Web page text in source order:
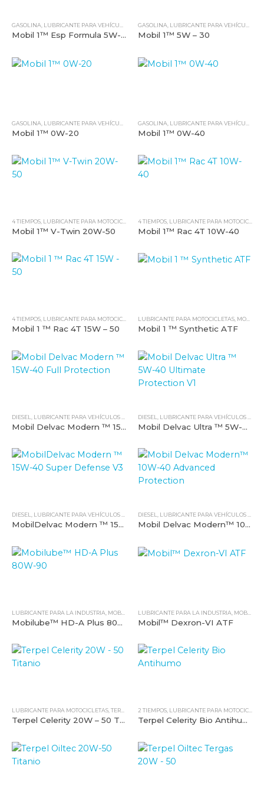
GASOLINA, LUBRICANTE PARA VEHÍCULOS LIVIANOS ,MOBIL ,TODOS NUESTROS
Mobil 1™ Esp Formula 5W-30
GASOLINA, LUBRICANTE PARA VEHÍCULOS LIVIANOS
Mobil 1™ 5W – 30
GASOLINA LUBRICANTE PARA VEHÍCULOS LIVIANOS ,MOBIL,TODOS NUESTROS
Mobil 1™ 0W-20
GASOLINA LUBRICANTE PARA VEHÍCULOS LIVIANOS
Mobil 1™ 0W-40
4 TIEMPOS LUBRICANTE PARA MOTOCICLETAS ,MOBIL,TODOS NUESTROS PRODUCTOS
Mobil 1™ V-Twin 20W-50
4 TIEMPOS LUBRICANTE PARA MOTOCICLETAS
Mobil 1™ Rac 4T 10W-40
4 TIEMPOS LUBRICANTE PARA MOTOCICLETAS MOBIL,TODOS NUESTROS PRODUCTOS
Mobil 1 ™ Rac 4T 15W – 50
LUBRICANTE PARA MOTOCICLETAS MOBIL
Mobil 1 ™ Synthetic ATF
DIESEL LUBRICANTE PARA VEHÍCULOS LIVIANOS ,MOBIL,TODOS NUESTROS PRODUCTOS
Mobil Delvac Modern ™ 15W-40 Full Protection
DIESEL LUBRICANTE PARA VEHÍCULOS LIVIANOS
Mobil Delvac Ultra ™ 5W-40 Ultimate Protection V1
DIESEL LUBRICANTE PARA VEHÍCULOS LIVIANOS ,MOBIL,TODOS NUESTROS PRODUCTOS
MobilDelvac Modern ™ 15W-40 Super Defense V3
DIESEL LUBRICANTE PARA VEHÍCULOS LIVIANOS
Mobil Delvac Modern™ 10W-40 Advanced Protection
LUBRICANTE PARA LA INDUSTRIA MOBIL TODOS NUESTROS PRODUCTOS,TRANSMISIONES
Mobilube™ HD-A Plus 80W-90
LUBRICANTE PARA LA INDUSTRIA MOBIL
Mobil™ Dexron-VI ATF
LUBRICANTE PARA MOTOCICLETAS TERPEL TODOS NUESTROS PRODUCTOS
Terpel Celerity 20W – 50 Titanio
2 TIEMPOS LUBRICANTE PARA MOTOCICLETAS
Terpel Celerity Bio Antihumo